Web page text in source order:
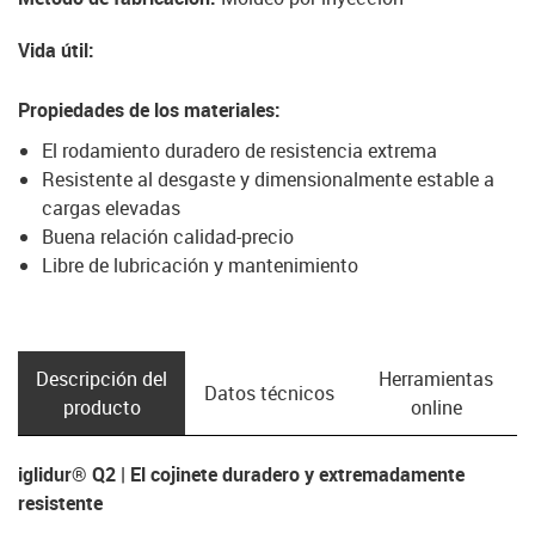
Vida útil:
Propiedades de los materiales:
El rodamiento duradero de resistencia extrema
Resistente al desgaste y dimensionalmente estable a
cargas elevadas
Buena relación calidad-precio
Libre de lubricación y mantenimiento
Descripción del
producto
Datos técnicos
Herramientas
online
iglidur® Q2 | El cojinete duradero y extremadamente
resistente